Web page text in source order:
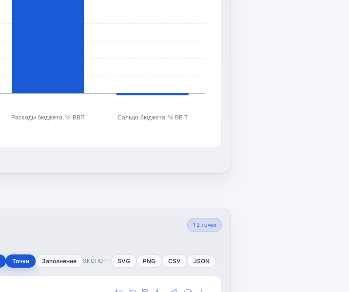
Расходы бюджета, % ВВП Сальдо бюджета, % ВВП
12 точек
Точки Заполнение ЭКСПОРТ SVG PNG CSV JSON